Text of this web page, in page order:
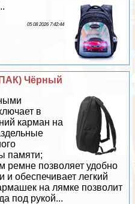
05 08 2026 7:42:44
Чёрный
в
карман на
памяти;
ремне позволяет удобно
и обеспечивает легкий
на лямке позволит
под рукой...